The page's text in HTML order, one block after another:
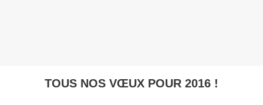
TOUS NOS VŒUX POUR 2016 !